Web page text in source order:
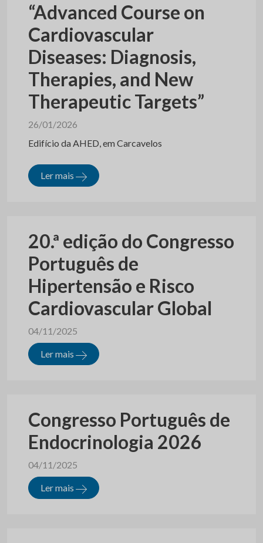
“Advanced Course on
Cardiovascular
Diseases: Diagnosis,
Therapies, and New
Therapeutic Targets”
26/01/2026
Edifício da AHED, em Carcavelos
Ler mais
20.ª edição do Congresso
Português de
Hipertensão e Risco
Cardiovascular Global
04/11/2025
Ler mais
Congresso Português de
Endocrinologia 2026
04/11/2025
Ler mais